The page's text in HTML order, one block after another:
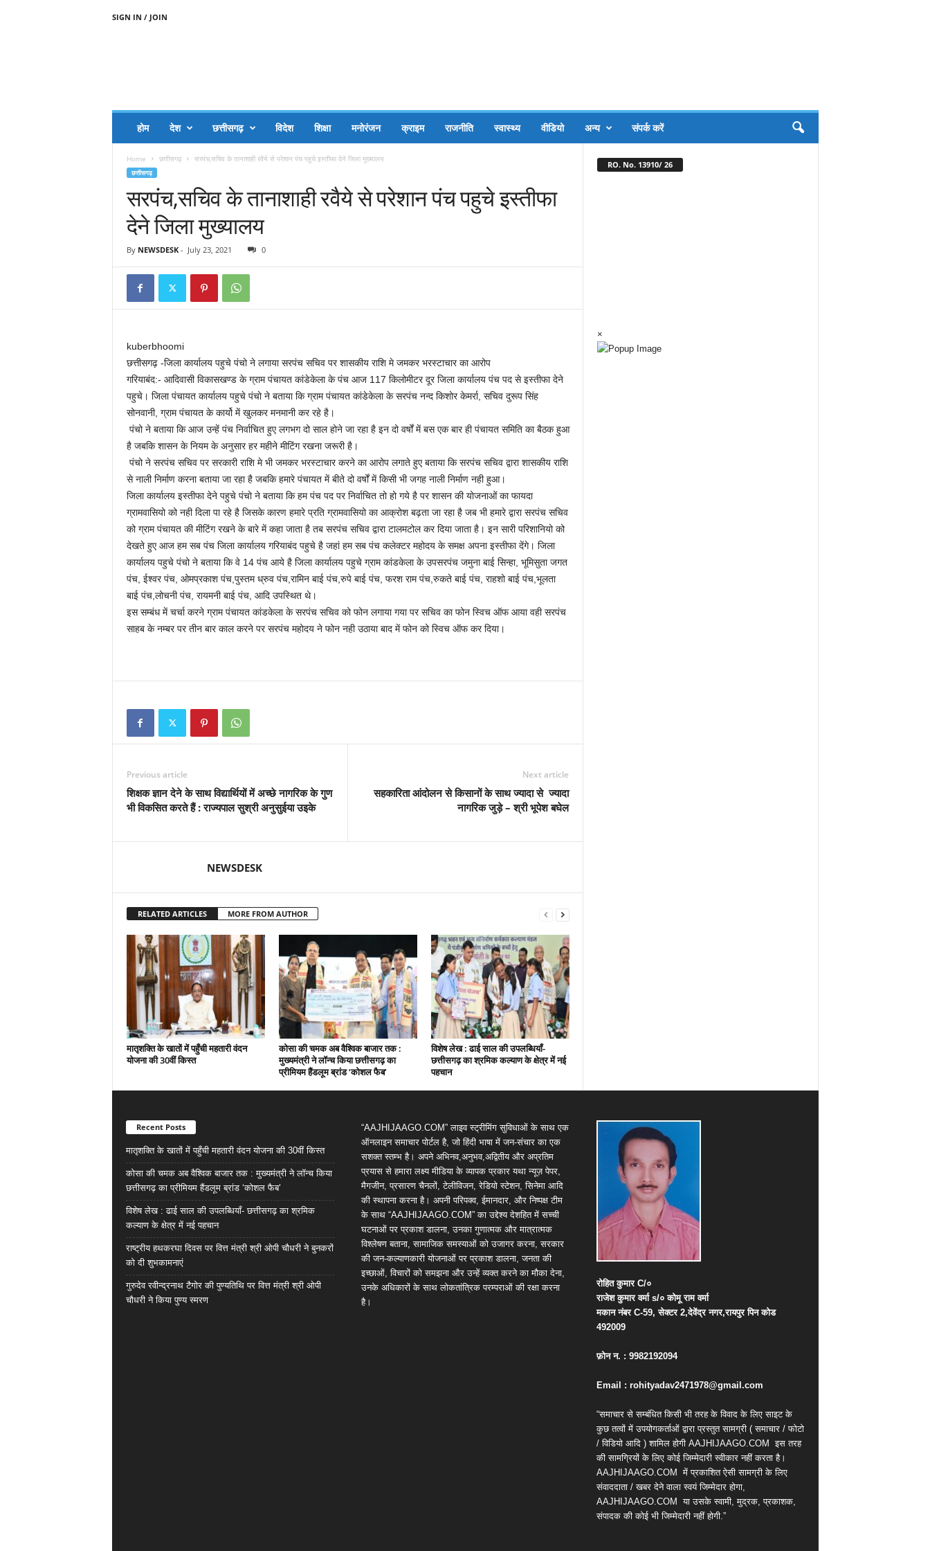
SIGN IN / JOIN
होम देश छत्तीसगढ़ विदेश शिक्षा मनोरंजन क्राइम राजनीति स्वास्थ्य वीडियो अन्य संपर्क करें
Home छत्तीसगढ़ सरपंच,सचिव के तानाशाही रवैये से परेशान पंच पहुचे इस्तीफा देने जिला मुख्यालय
छत्तीसगढ़
सरपंच,सचिव के तानाशाही रवैये से परेशान पंच पहुचे इस्तीफा
देने जिला मुख्यालय
By NEWSDESK- July 23, 2021 0
kuberbhoomi
छत्तीसगढ़ -जिला कार्यालय पहुचे पंचो ने लगाया सरपंच सचिव पर शासकीय राशि मे जमकर भरस्टाचार का आरोप
गरियाबंद:- आदिवासी विकासखण्ड के ग्राम पंचायत कांडेकेला के पंच आज 117 किलोमीटर दूर जिला कार्यालय पंच पद से इस्तीफा देने
पहुचे। जिला पंचायत कार्यालय पहुचे पंचो ने बताया कि ग्राम पंचायत कांडेकेला के सरपंच नन्द किशोर केमर्रा, सचिव दुरूप सिंह
सोनवानी, ग्राम पंचायत के कार्यो में खुलकर मनमानी कर रहे है।
पंचो ने बताया कि आज उन्हें पंच निर्वाचित हुए लगभग दो साल होने जा रहा है इन दो वर्षों में बस एक बार ही पंचायत समिति का बैठक हुआ
है जबकि शासन के नियम के अनुसार हर महीने मीटिंग रखना जरूरी है।
पंचो ने सरपंच सचिव पर सरकारी राशि मे भी जमकर भरस्टाचार करने का आरोप लगाते हुए बताया कि सरपंच सचिव द्वारा शासकीय राशि
से नाली निर्माण करना बताया जा रहा है जबकि हमारे पंचायत में बीते दो वर्षों में किसी भी जगह नाली निर्माण नही हुआ।
जिला कार्यालय इस्तीफा देने पहुचे पंचो ने बताया कि हम पंच पद पर निर्वाचित तो हो गये है पर शासन की योजनाओं का फायदा
ग्रामवासियो को नही दिला पा रहे है जिसके कारण हमारे प्रति ग्रामवासियो का आक्रोश बढ़ता जा रहा है जब भी हमारे द्वारा सरपंच सचिव
को ग्राम पंचायत की मीटिंग रखने के बारे में कहा जाता है तब सरपंच सचिव द्वारा टालमटोल कर दिया जाता है। इन सारी परिशानियो को
देखते हुए आज हम सब पंच जिला कार्यालय गरियाबंद पहुचे है जहां हम सब पंच कलेक्टर महोदय के समक्ष अपना इस्तीफा देंगे। जिला
कार्यालय पहुचे पंचो ने बताया कि वे 14 पंच आये है जिला कार्यालय पहुचे ग्राम कांडकेला के उपसरपंच जमुना बाई सिन्हा, भूमिसुता जगत
पंच, ईश्वर पंच, ओमप्रकाश पंच,पुस्तम ध्रुव पंच,रामिन बाई पंच,रुपे बाई पंच, फरश राम पंच,रुकते बाई पंच, राहशो बाई पंच,भूलता
बाई पंच,लोचनी पंच, रायमनी बाई पंच, आदि उपस्थित थे।
इस सम्बंध में चर्चा करने ग्राम पंचायत कांडकेला के सरपंच सचिव को फोन लगाया गया पर सचिव का फोन स्विच ऑफ आया वही सरपंच
साहब के नम्बर पर तीन बार काल करने पर सरपंच महोदय ने फोन नही उठाया बाद में फोन को स्विच ऑफ कर दिया।
Previous article
शिक्षक ज्ञान देने के साथ विद्यार्थियों में अच्छे नागरिक के गुण
भी विकसित करते हैं : राज्यपाल सुश्री अनुसुईया उइके
Next article
​​​​​​​सहकारिता आंदोलन से किसानों के साथ ज्यादा से ज्यादा
नागरिक जुड़े – श्री भूपेश बघेल
NEWSDESK
RELATED ARTICLES MORE FROM AUTHOR
मातृशक्ति के खातों में पहुँची महतारी वंदन
योजना की 30वीं किस्त
कोसा की चमक अब वैश्विक बाजार तक :
मुख्यमंत्री ने लॉन्च किया छत्तीसगढ़ का
प्रीमियम हैंडलूम ब्रांड ‘कोशल फैब’
विशेष लेख : ढाई साल की उपलब्धियाँ-
छत्तीसगढ़ का श्रमिक कल्याण के क्षेत्र में नई
पहचान
RO. No. 13910/ 26
×
Recent Posts
मातृशक्ति के खातों में पहुँची महतारी वंदन योजना की 30वीं किस्त
कोसा की चमक अब वैश्विक बाजार तक : मुख्यमंत्री ने लॉन्च किया
छत्तीसगढ़ का प्रीमियम हैंडलूम ब्रांड ‘कोशल फैब’
विशेष लेख : ढाई साल की उपलब्धियाँ- छत्तीसगढ़ का श्रमिक
कल्याण के क्षेत्र में नई पहचान
राष्ट्रीय हथकरघा दिवस पर वित्त मंत्री श्री ओपी चौधरी ने बुनकरों
को दी शुभकामनाएं
गुरुदेव रवीन्द्रनाथ टैगोर की पुण्यतिथि पर वित्त मंत्री श्री ओपी
चौधरी ने किया पुण्य स्मरण
“AAJHIJAAGO.COM” लाइव स्ट्रीमिंग सुविधाओं के साथ एक
ऑनलाइन समाचार पोर्टल है, जो हिंदी भाषा में जन-संचार का एक
सशक्त स्तम्भ है। अपने अभिनव,अनुभव,अद्वितीय और अप्रतिम
प्रयास से हमारा लक्ष्य मीडिया के व्यापक प्रकार यथा न्यूज़ पेपर,
मैगजीन, प्रसारण चैनलों, टेलीविजन, रेडियो स्टेशन, सिनेमा आदि
की स्थापना करना है। अपनी परिपक्व, ईमानदार, और निष्पक्ष टीम
के साथ “AAJHIJAAGO.COM” का उद्देश्य देशहित में सच्ची
घटनाओं पर प्रकाश डालना, उनका गुणात्मक और मात्रात्मक
विश्लेषण बताना, सामाजिक समस्याओं को उजागर करना, सरकार
की जन-कल्याणकारी योजनाओं पर प्रकाश डालना, जनता की
इच्छाओं, विचारों को समझना और उन्हें व्यक्त करने का मौका देना,
उनके अधिकारों के साथ लोकतांत्रिक परम्पराओं की रक्षा करना
है।
रोहित कुमारC/०
राजेश कुमार वर्माs/० कोमू राम वर्मा
मकान नंबरC-59,सेक्टर2,देवेंद्र नगर,रायपुर पिन कोड
492009
फ़ोन न. : 9982192094
Email : rohityadav2471978@gmail.com
“समाचार से सम्बंधित किसी भी तरह के विवाद के लिए साइट के
कुछ तत्वों में उपयोगकर्ताओं द्वारा प्रस्तुत सामग्री ( समाचार / फोटो
/ विडियो आदि ) शामिल होगी AAJHIJAAGO.COM इस तरह
की सामग्रियों के लिए कोई जिम्मेदारी स्वीकार नहीं करता है।
AAJHIJAAGO.COM में प्रकाशित ऐसी सामग्री के लिए
संवाददाता / खबर देने वाला स्वयं जिम्मेदार होगा,
AAJHIJAAGO.COM
या उसके स्वामी, मुद्रक, प्रकाशक,
संपादक की कोई भी जिम्मेदारी नहीं होगी.”